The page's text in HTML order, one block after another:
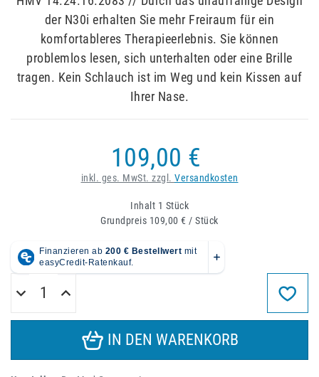
der N30i erhalten Sie mehr Freiraum für ein
komfortableres Therapieerlebnis. Sie können
problemlos lesen, sich unterhalten oder eine Brille
tragen. Kein Schlauch ist im Weg und kein Kissen auf
Ihrer Nase.
109,00 €
inkl. ges. MwSt. zzgl. Versandkosten
Inhalt 1 Stück
Grundpreis 109,00 € / Stück
IN DEN WARENKORB